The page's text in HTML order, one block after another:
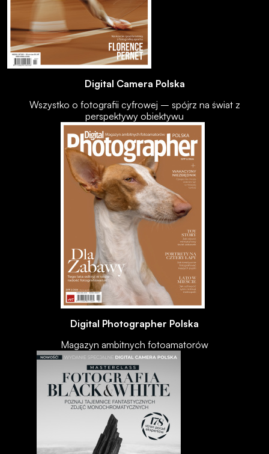
Digital Camera Polska
Wszystko o fotografii cyfrowej – spójrz na świat z
perspektywy obiektywu
Digital Photographer Polska
Magazyn ambitnych fotoamatorów